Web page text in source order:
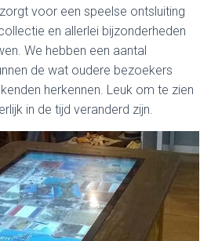
voor een speelse ontsluiting
en allerlei bijzonderheden
We hebben een aantal
de wat oudere bezoekers
herkennen. Leuk om te zien
in de tijd veranderd zijn.